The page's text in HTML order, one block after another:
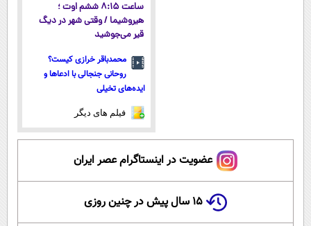
ساعت ۸:۱۵ ششم اوت ؛
هیروشیما / وقتی شهر در دیگ
قیر می‌جوشید
محمدباقر خرازی کیست؟
روحانی جنجالی با ادعاها و
ایده‌های تخیلی
فیلم های دیگر
عضویت در اینستاگرام عصر ایران
۱۵ سال پیش در چنین روزی